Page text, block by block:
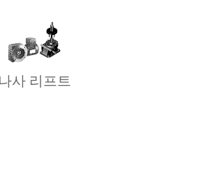
나사 리프트